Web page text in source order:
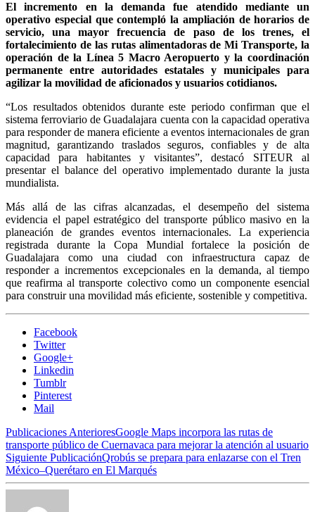
El incremento en la demanda fue atendido mediante un
operativo especial que contempló la ampliación de horarios de
servicio, una mayor frecuencia de paso de los trenes, el
fortalecimiento de las rutas alimentadoras de Mi Transporte, la
operación de la Línea 5 Macro Aeropuerto y la coordinación
permanente entre autoridades estatales y municipales para
agilizar la movilidad de aficionados y usuarios cotidianos.
“Los resultados obtenidos durante este periodo confirman que el
sistema ferroviario de Guadalajara cuenta con la capacidad operativa
para responder de manera eficiente a eventos internacionales de gran
magnitud, garantizando traslados seguros, confiables y de alta
capacidad para habitantes y visitantes”, destacó SITEUR al
presentar el balance del operativo implementado durante la justa
mundialista.
Más allá de las cifras alcanzadas, el desempeño del sistema
evidencia el papel estratégico del transporte público masivo en la
planeación de grandes eventos internacionales. La experiencia
registrada durante la Copa Mundial fortalece la posición de
Guadalajara como una ciudad con infraestructura capaz de
responder a incrementos excepcionales en la demanda, al tiempo
que reafirma al transporte colectivo como un componente esencial
para construir una movilidad más eficiente, sostenible y competitiva.
Facebook
Twitter
Google+
Linkedin
Tumblr
Pinterest
Mail
Publicaciones AnterioresGoogle Maps incorpora las rutas de
transporte público de Cuernavaca para mejorar la atención al usuario
Siguiente PublicaciónQrobús se prepara para enlazarse con el Tren
México–Querétaro en El Marqués